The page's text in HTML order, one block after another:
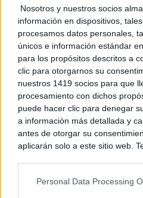
Nosotros y nuestros socios
información en dispositivos,
procesamos datos personales,
únicos e información estándar
para los propósitos descritos a
clic para otorgarnos su
nuestros 1419 socios para que
procesamiento con dichos
puede hacer clic para denegar
a información más detallada y
antes de otorgar su
aplicarán solo a este sitio web.
rechazar tal procesamiento.
Personal Data Processing
forman parte de este cartel,
Cuenca ha creado una
de reproducción en
Playlist de Estival Cuenca
Lista de reproducción de
Estival Cuenca 25 está